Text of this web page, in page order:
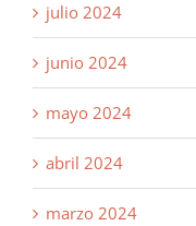
julio 2024
junio 2024
mayo 2024
abril 2024
marzo 2024